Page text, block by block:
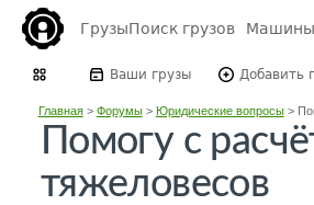
ГрузыПоиск грузов Машины
Ваши грузы Добавить
Главная> Форумы> Юридические вопросы>
Помогу с
тяжеловесов